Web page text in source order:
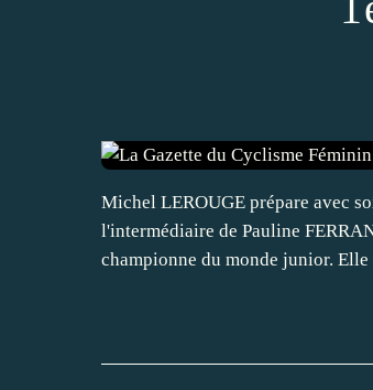
Michel LEROUGE prépare avec
l'intermédiaire de Pauline
championne du monde junior. Elle